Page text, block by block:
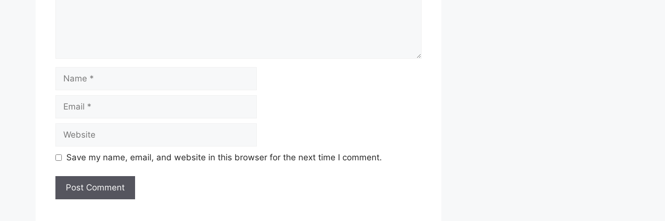
Save my name, email, and website in this browser for the next time I comment.